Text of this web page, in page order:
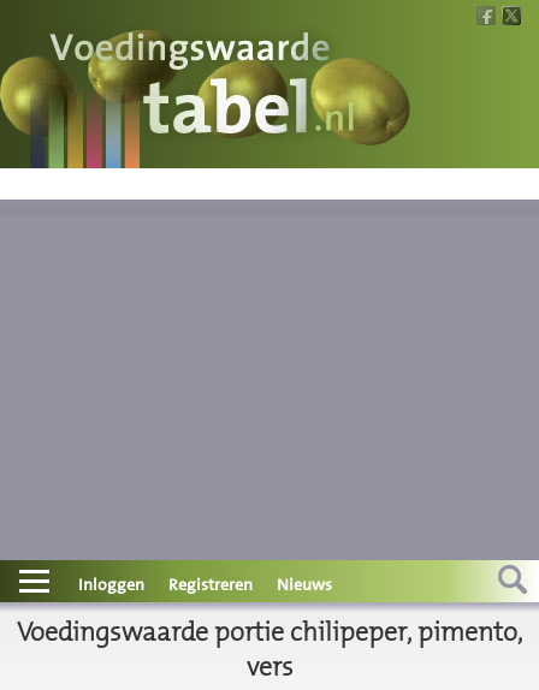
Voedingswaarde
Wat is wat?
Contact
Informatie
Inloggen Registreren Nieuws
Voedingswaarde portie chilipeper, pimento,
vers